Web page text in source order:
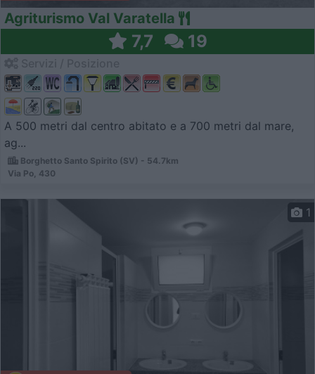
Agriturismo Val Varatella
7,7 19
A 500 metri dal centro abitato e a 700 metri dal mare,
ag...
Borghetto Santo Spirito (SV) - 54.7km
Via Po, 430
1